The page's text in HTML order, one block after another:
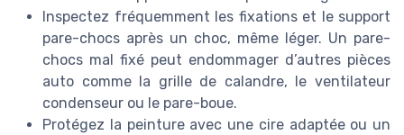
Inspectez fréquemment les fixations et le support
pare-chocs après un choc, même léger. Un pare-
chocs mal fixé peut endommager d’autres pièces
auto comme la grille de calandre, le ventilateur
condenseur ou le pare-boue.
Protégez la peinture avec une cire adaptée ou un